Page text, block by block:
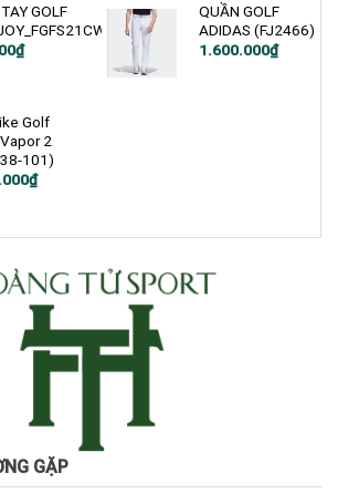
GOLF
₫
QUẦN GOLF
ADIDAS (FJ2466)
1.600.000₫
Golf
2
101)
₫
GẶP